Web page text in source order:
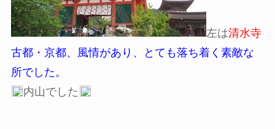
左は清水寺
古都・京都、風情があり、とても落ち着く素敵な
所でした。
内山でした